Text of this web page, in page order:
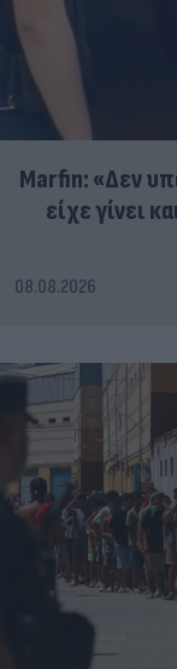
Marfin: «Δεν
είχε γίνει
08.08.2026